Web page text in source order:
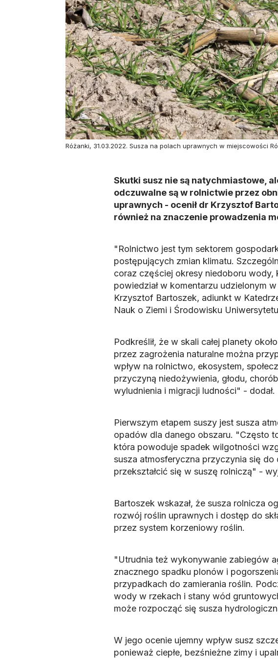
Różanki, 31.03.2022. Susza na polach uprawnych w miejscowości
Skutki susz nie są natychmiastowe,
odczuwalne są w rolnictwie przez
uprawnych - ocenił dr Krzysztof
również na znaczenie prowadzenia
"Rolnictwo jest tym sektorem
postępujących zmian klimatu.
coraz częściej okresy niedoboru
powiedział w komentarzu udzielonym
Krzysztof Bartoszek, adiunkt w
Nauk o Ziemi i Środowisku
Podkreślił, że w skali całej planety
przez zagrożenia naturalne można
wpływ na rolnictwo, ekosystem,
przyczyną niedożywienia, głodu,
wyludnienia i migracji ludności" - dodał.
Pierwszym etapem suszy jest susza
opadów dla danego obszaru. "Często
która powoduje spadek wilgotności
susza atmosferyczna przyczynia się
przekształcić się w suszę rolniczą" -
Bartoszek wskazał, że susza rolnicza
rozwój roślin uprawnych i dostęp do
przez system korzeniowy roślin.
"Utrudnia też wykonywanie zabiegów
znacznego spadku plonów i
przypadkach do zamierania roślin.
wody w rzekach i stany wód
może rozpocząć się susza
W jego ocenie ujemny wpływ susz
ponieważ ciepłe, bezśnieżne zimy i